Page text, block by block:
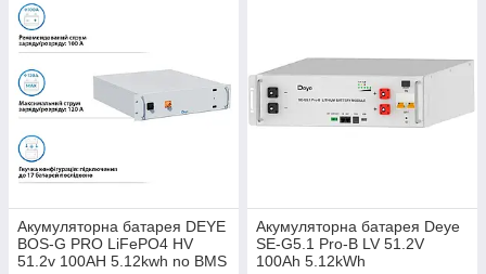
Акумуляторна батарея DEYE
BOS-G PRO LiFePO4 HV
51.2v 100AH ​​5.12kwh no BMS
Акумуляторна батарея Deye
SE-G5.1 Pro-B LV 51.2V
100Ah 5.12kWh